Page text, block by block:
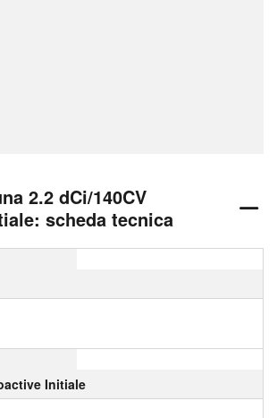
2.2 dCi/140CV
scheda tecnica
Initiale